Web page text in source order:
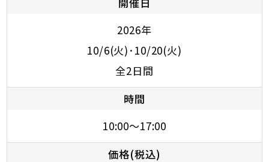
2026年
10/6(火)･10/20(火)
全2日間
時間
10:00～17:00
価格(税込)